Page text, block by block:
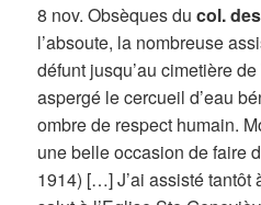
8 nov. Obsèques ducol.
l’absoute, la nombreuse
défunt jusqu’au cimetière
aspergé le cercueil d’eau
ombre de respect humain.
une belle occasion de faire
1914) […] J’ai assisté tantôt